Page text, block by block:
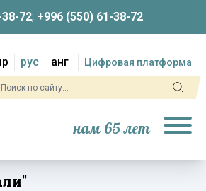
72; +996 (550) 61-38-72
рус анг Цифровая платформа
нам 65 лет